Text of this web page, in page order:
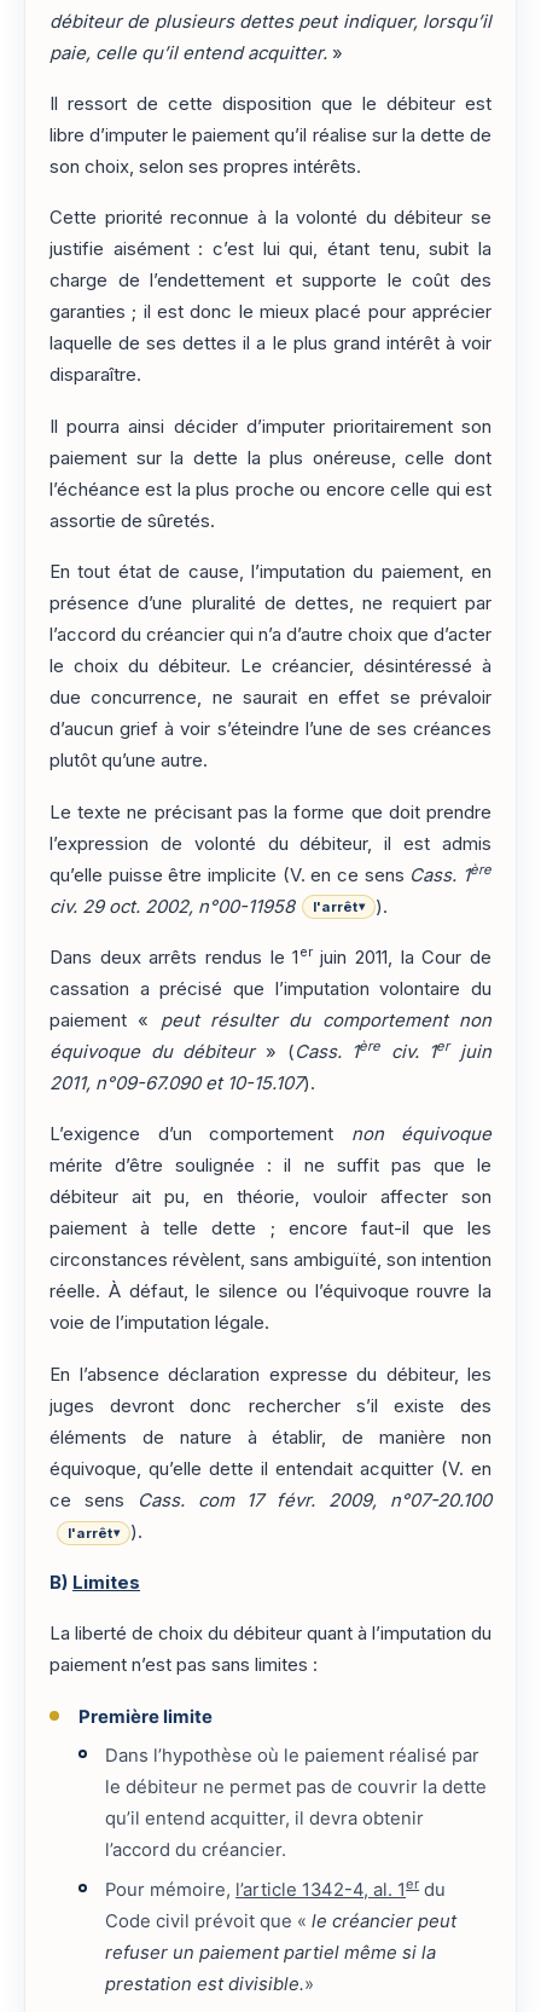
débiteur de plusieurs dettes peut indiquer, lorsqu’il
paie, celle qu’il entend acquitter. »
Il ressort de cette disposition que le débiteur est
libre d’imputer le paiement qu’il réalise sur la dette de
son choix, selon ses propres intérêts.
Cette priorité reconnue à la volonté du débiteur se
justifie aisément : c’est lui qui, étant tenu, subit la
charge de l’endettement et supporte le coût des
garanties ; il est donc le mieux placé pour apprécier
laquelle de ses dettes il a le plus grand intérêt à voir
disparaître.
Il pourra ainsi décider d’imputer prioritairement son
paiement sur la dette la plus onéreuse, celle dont
l’échéance est la plus proche ou encore celle qui est
assortie de sûretés.
En tout état de cause, l’imputation du paiement, en
présence d’une pluralité de dettes, ne requiert par
l’accord du créancier qui n’a d’autre choix que d’acter
le choix du débiteur. Le créancier, désintéressé à
due concurrence, ne saurait en effet se prévaloir
d’aucun grief à voir s’éteindre l’une de ses créances
plutôt qu’une autre.
Le texte ne précisant pas la forme que doit prendre
l’expression de volonté du débiteur, il est admis
qu’elle puisse être implicite (V. en ce sens Cass. 1ère
civ. 29 oct. 2002, n°00-11958 l'arrêt▾ ).
Dans deux arrêts rendus le 1 erjuin 2011, la Cour de
cassation a précisé que l’imputation volontaire du
paiement « peut résulter du comportement non
équivoque du débiteur» (Cass. 1ère civ. 1erjuin
2011, n°09-67.090 et 10-15.107).
L’exigence d’un comportement non équivoque
mérite d’être soulignée : il ne suffit pas que le
débiteur ait pu, en théorie, vouloir affecter son
paiement à telle dette ; encore faut-il que les
circonstances révèlent, sans ambiguïté, son intention
réelle. À défaut, le silence ou l’équivoque rouvre la
voie de l’imputation légale.
En l’absence déclaration expresse du débiteur, les
juges devront donc rechercher s’il existe des
éléments de nature à établir, de manière non
équivoque, qu’elle dette il entendait acquitter (V. en
ce sens
Cass. com 17 févr. 2009, n°07-20.100
l'arrêt▾ ).
B) Limites
La liberté de choix du débiteur quant à l’imputation du
paiement n’est pas sans limites :
Première limite
Dans l’hypothèse où le paiement réalisé par
le débiteur ne permet pas de couvrir la dette
qu’il entend acquitter, il devra obtenir
l’accord du créancier.
Pour mémoire, l’article 1342-4, al. 1er du
Code civil prévoit que «le créancier peut
refuser un paiement partiel même si la
prestation est divisible.»